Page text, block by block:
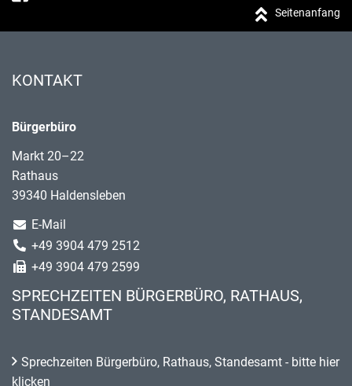
Seitenanfang
KONTAKT
Bürgerbüro
Markt 20–22
Rathaus
39340 Haldensleben
E-Mail
+49 3904 479 2512
+49 3904 479 2599
SPRECHZEITEN BÜRGERBÜRO, RATHAUS,
STANDESAMT
Sprechzeiten Bürgerbüro, Rathaus, Standesamt - bitte hier
klicken